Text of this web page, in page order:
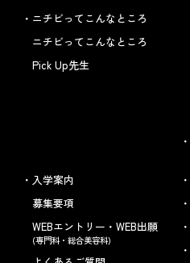
ニチビってこんなところ
ニチビってこんなところ
Pick Up先生
入学案内
募集要項
WEBエントリー・WEB出願
(専門科・総合美容科)